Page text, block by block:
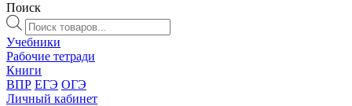
Поиск
Поиск
товаров
Учебники
Рабочие тетради
Книги
ВПР ЕГЭ ОГЭ
Личный кабинет